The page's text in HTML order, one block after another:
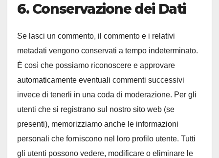
6. Conservazione dei Dati
Se lasci un commento, il commento e i relativi
metadati vengono conservati a tempo indeterminato.
È così che possiamo riconoscere e approvare
automaticamente eventuali commenti successivi
invece di tenerli in una coda di moderazione. Per gli
utenti che si registrano sul nostro sito web (se
presenti), memorizziamo anche le informazioni
personali che forniscono nel loro profilo utente. Tutti
gli utenti possono vedere, modificare o eliminare le